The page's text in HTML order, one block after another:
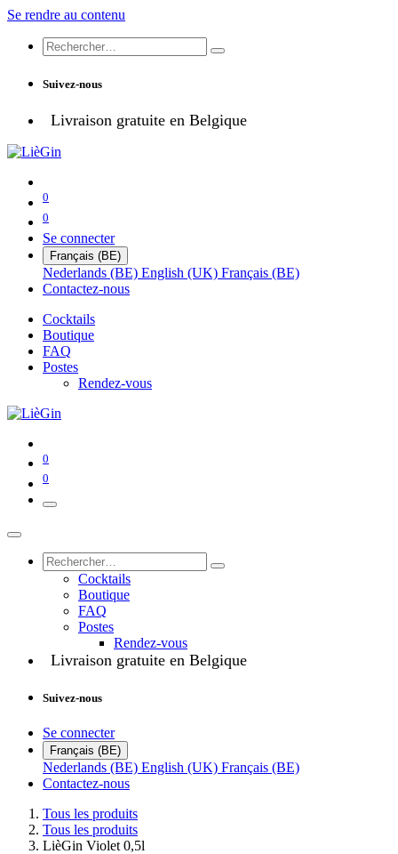
Se rendre au contenu
Suivez-nous
Livraison gratuite en Belgique
0
0
Se connecter
Français (BE)
Nederlands (BE) English (UK) Français (BE)
Contactez-nous
Cocktails
Boutique
FAQ
Postes
Rendez-vous
0
0
Cocktails
Boutique
FAQ
Postes
Rendez-vous
Livraison gratuite en Belgique
Suivez-nous
Se connecter
Français (BE)
Nederlands (BE) English (UK) Français (BE)
Contactez-nous
Tous les produits
Tous les produits
LièGin Violet 0,5l